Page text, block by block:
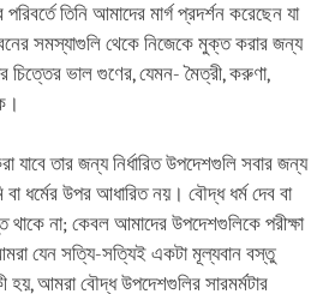
তিনি আমাদের মার্গ প্রদর্শন করেছেন যা
সমস্যাগুলি থেকে নিজেকে মুক্ত করার জন্য
চিত্তের ভাল গুণের, যেমন- মৈত্রী, করুণা,
যাবে তার জন্য নির্ধারিত উপদেশগুলি সবার জন্য
ধর্মের উপর আধারিত নয়। বৌদ্ধ ধর্ম দেব বা
থাকে না; কেবল আমাদের উপদেশগুলিকে পরীক্ষা
যেন সত্যি-সত্যিই একটা মূল্যবান বস্তু
আমরা বৌদ্ধ উপদেশগুলির সারমর্মটার